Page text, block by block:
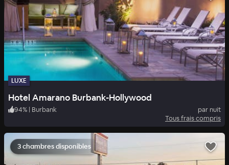
LUXE
Hotel Amarano Burbank-Hollywood
94% | Burbank
par nuit
Tous frais compris
3 chambres disponibles